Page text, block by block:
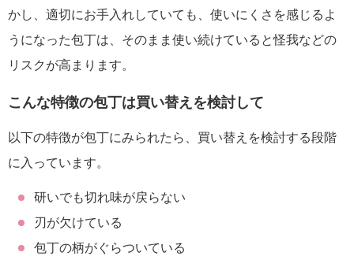
かし、適切にお手入れしていても、使いにくさを感じるよ
うになった包丁は、そのまま使い続けていると怪我などの
リスクが高まります。
こんな特徴の包丁は買い替えを検討して
以下の特徴が包丁にみられたら、買い替えを検討する段階
に入っています。
研いでも切れ味が戻らない
刃が欠けている
包丁の柄がぐらついている